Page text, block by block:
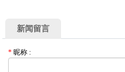
新闻留言
* 昵称 :